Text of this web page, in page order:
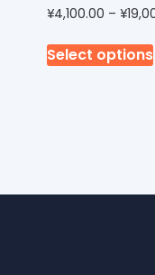
¥4,100.00 – ¥
Select options